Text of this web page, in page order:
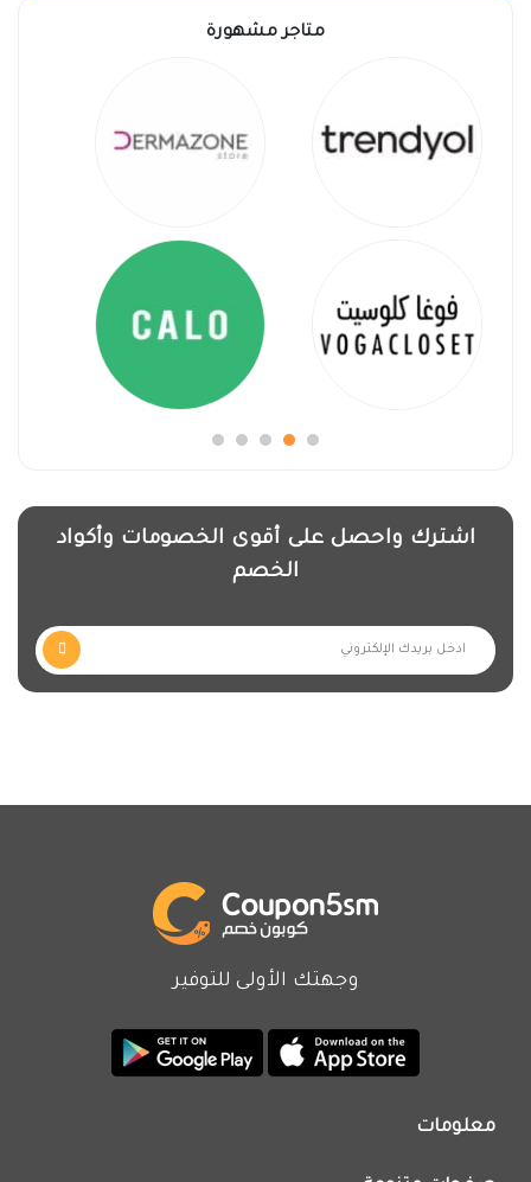
متاجر مشهورة
اشترك واحصل على أقوى الخصومات وأكواد
الخصم
وجهتك الأولى للتوفير
معلومات